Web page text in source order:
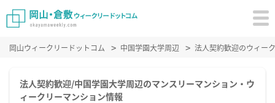
岡山ウィークリードットコム 中国学園大学周辺 法人契約歓迎のウィー
法人契約歓迎/中国学園大学周辺のマンスリーマンション・ウ
ィークリーマンション情報